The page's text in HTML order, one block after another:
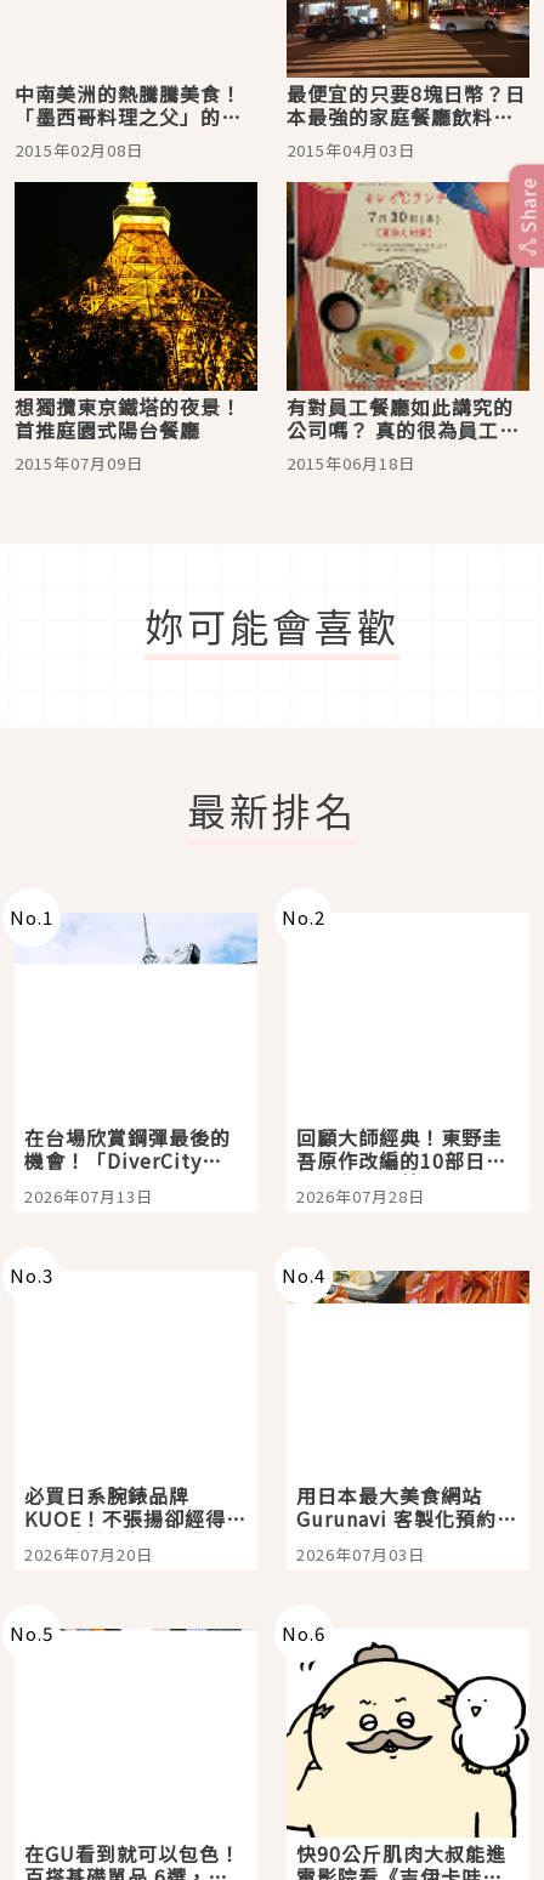
中南美洲的熱騰騰美食！
「墨西哥料理之父」的拉
丁餐廳登陸日本
2015年02月08日
最便宜的只要8塊日幣？日
本最強的家庭餐廳飲料是
這家！！
2015年04月03日
想獨攬東京鐵塔的夜景！
首推庭園式陽台餐廳
2015年07月09日
有對員工餐廳如此講究的
公司嗎？ 真的很為員工著
想的『樂天』員工餐廳
2015年06月18日
妳可能會喜歡
最新排名
No.1
在台場欣賞鋼彈最後的
機會！「DiverCity
Tokyo Plaza」搭船、
購物、美食及夜景，一
2026年07月13日
No.2
回顧大師經典！東野圭
吾原作改編的10部日本
影視作品推薦
2026年07月28日
No.3
必買日系腕錶品牌
KUOE！不張揚卻經得起
時間洗鍊的經典之作五
選
2026年07月20日
No.4
用日本最大美食網站
Gurunavi 客製化預約九
大都市餐廳，打造專屬
美食體驗！
2026年07月03日
No.5
在GU看到就可以包色！
No.6
快90公斤肌肉大叔能進
Share